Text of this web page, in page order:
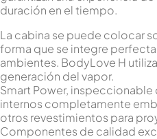
duración en el tiempo.
La cabina se puede colocar
forma que se integre
ambientes. BodyLove H
generación del vapor.
Smart Power,
internos completamente
otros revestimientos para
Componentes de calidad